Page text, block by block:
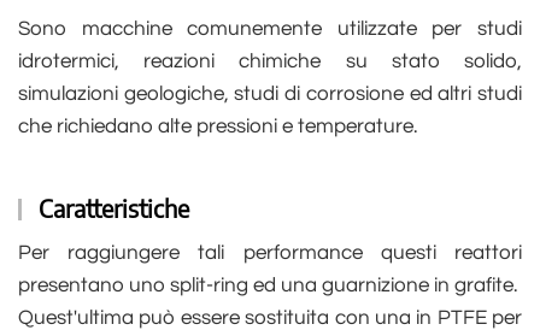
Sono macchine comunemente utilizzate per studi
idrotermici, reazioni chimiche su stato solido,
simulazioni geologiche, studi di corrosione ed altri studi
che richiedano alte pressioni e temperature.
Caratteristiche
Per raggiungere tali performance questi reattori
presentano uno split-ring ed una guarnizione in grafite.
Quest'ultima può essere sostituita con una in PTFE per